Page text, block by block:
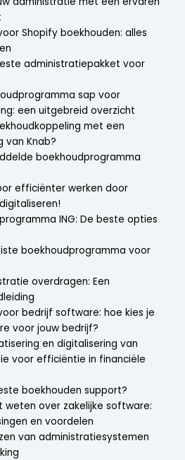
Shopify boekhouden: alles
administratiepakket voor
sap voor
een uitgebreid overzicht
met een
van Knab?
boekhoudprogramma
efficiënter werken door
ING: De beste opties
boekhoudprogramma voor
overdragen: Een
bedrijf software: hoe kies je
voor jouw bedrijf?
en digitalisering van
voor efficiëntie in financiële
boekhouden support?
weten over zakelijke software:
en voordelen
van administratiesystemen